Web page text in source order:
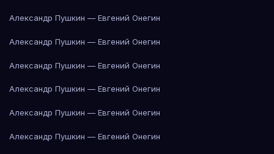
Александр Пушкин — Евгений Онегин
Александр Пушкин — Евгений Онегин
Александр Пушкин — Евгений Онегин
Александр Пушкин — Евгений Онегин
Александр Пушкин — Евгений Онегин
Александр Пушкин — Евгений Онегин